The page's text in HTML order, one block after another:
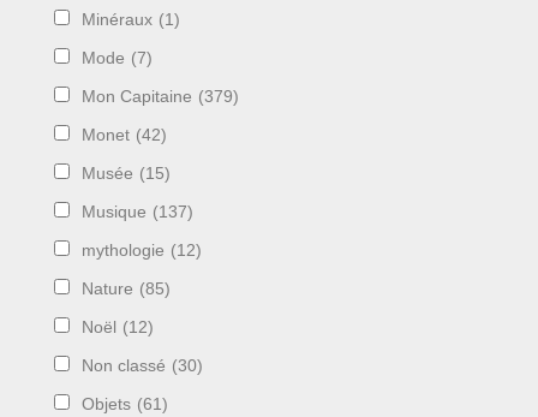
Minéraux (1)
Mode (7)
Mon Capitaine (379)
Monet (42)
Musée (15)
Musique (137)
mythologie (12)
Nature (85)
Noël (12)
Non classé (30)
Objets (61)